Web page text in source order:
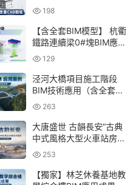
品，包含建築+結構+機電
三大專業Revit模型及配套
建模CAD圖紙
198
【含全套BIM模型】 杭衢
鐵路連續梁0#塊BIM應用
成果｜鋼筋與預應力深化
施工實戰資料
129
泾河大橋項目施工階段
BIM技術應用（含全套
BIM模型、彙報PPT及演
示視頻）
263
大唐盛世 古韻長安”古典
中式風格大型火車站房
BIM應用及關鍵技術研發
（含全套BIM模型、彙報
PPT及演示視頻）
253
【獨家】林芝休養基地教